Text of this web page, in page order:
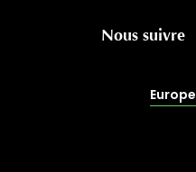
Nous suivre
Europe